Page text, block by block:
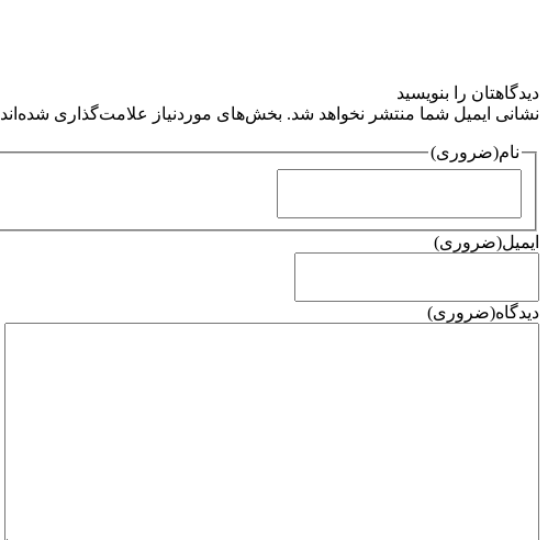
دیدگاهتان را بنویسید
نشانی ایمیل شما منتشر نخواهد شد. بخش‌های موردنیاز علامت‌گذاری شده‌اند
نام(ضروری)
ایمیل(ضروری)
دیدگاه(ضروری)